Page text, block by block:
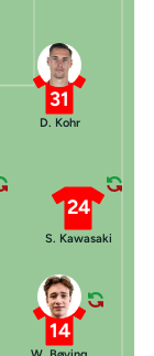
31
D. Kohr
24
S. Kawasaki
14